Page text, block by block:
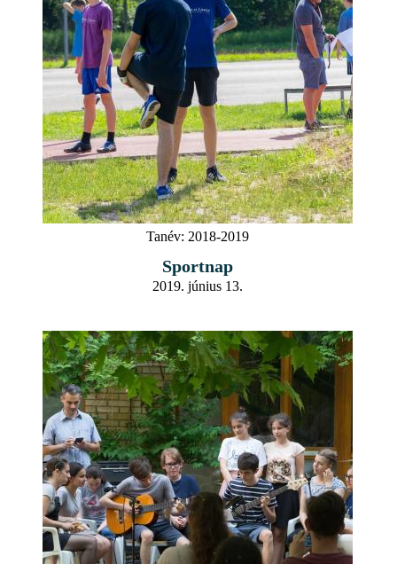
Tanév: 2018-2019
Sportnap
2019. június 13.